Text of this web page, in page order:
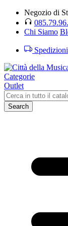
Negozio di
Chi Siamo
Categorie
Outlet
Search